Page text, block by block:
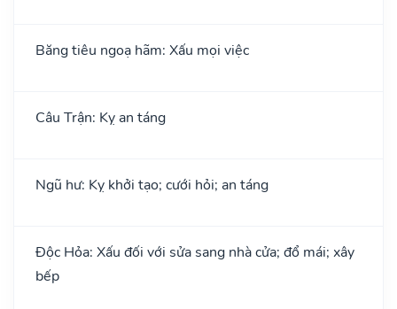
Băng tiêu ngoạ hãm: Xấu mọi việc
Câu Trận: Kỵ an táng
Ngũ hư: Kỵ khởi tạo; cưới hỏi; an táng
Độc Hỏa: Xấu đối với sửa sang nhà cửa; đổ mái; xây
bếp